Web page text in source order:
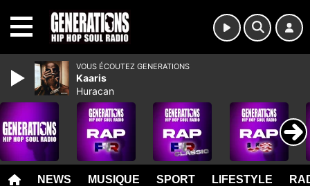
NEWS MUSIQUE SPORT LIFESTYLE
VOUS ÉCOUTEZ GENERATIONS
Kaaris
Huracan